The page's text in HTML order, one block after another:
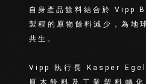
自身產品餘料結合於 Vipp
製程的原物餘料減少，為地
共生。
Vipp 執行長 Kasper
原木餘料及工業塑料轉